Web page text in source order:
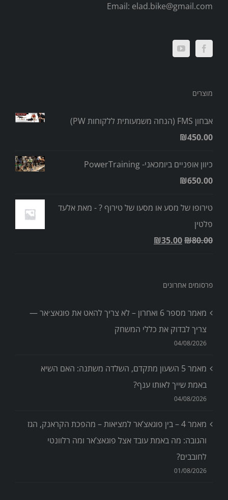
Email: elad.bike@gmail.com
מוצרים
אבחון FMS (הנחה משמעותית ללקוחות PW)
₪450.00
כיוון אופניים ביומכאני- PowerTraining
₪650.00
טירופו של מסע או מסעו של טירוף ? - מאת אלעד
פלטין
₪80.00
₪35.00
פרסומים אחרונים
מאמר מספר 6 ואחרון – לא צריך להאט את פוגאצ׳אר —
צריך לבדוק את כללי המשחק
04/08/2026
מאמר 5 השעון מתקדם, השלדה משתנה: האם השיא
באמת שייך לאותו ענף?
04/08/2026
מאמר 4 – בין פוגאצ’אר למציאות – מהפכת הקראנק, הגז
והגובה: מה באמת עובד אצל פוגאצ’אר ומה רלוונטי
לחובבים?
01/08/2026